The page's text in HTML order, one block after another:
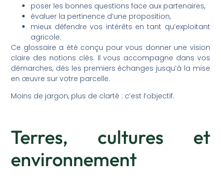
poser les bonnes questions face aux partenaires,
évaluer la pertinence d’une proposition,
mieux défendre vos intérêts en tant qu’exploitant
agricole.
Ce glossaire a été conçu pour vous donner une vision
claire des notions clés. Il vous accompagne dans vos
démarches, dès les premiers échanges jusqu’à la mise
en œuvre sur votre parcelle.
Moins de jargon, plus de clarté : c’est l’objectif.
Terres, cultures et
environnement